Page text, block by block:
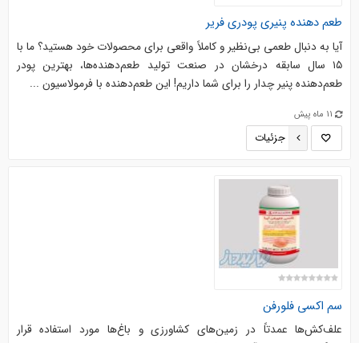
طعم دهنده پنیری پودری فریر
آیا به دنبال طعمی بی‌نظیر و کاملاً واقعی برای محصولات خود هستید؟ ما با
۱۵ سال سابقه درخشان در صنعت تولید طعم‌دهنده‌ها، بهترین پودر
طعم‌دهنده پنیر چدار را برای شما داریم! این طعم‌دهنده با فرمولاسیون ...
11 ماه پیش
جزئیات
سم اکسی فلورفن
علف‌کش‌ها عمدتاً در زمین‌‎های کشاورزی و باغ‌ها مورد استفاده قرار